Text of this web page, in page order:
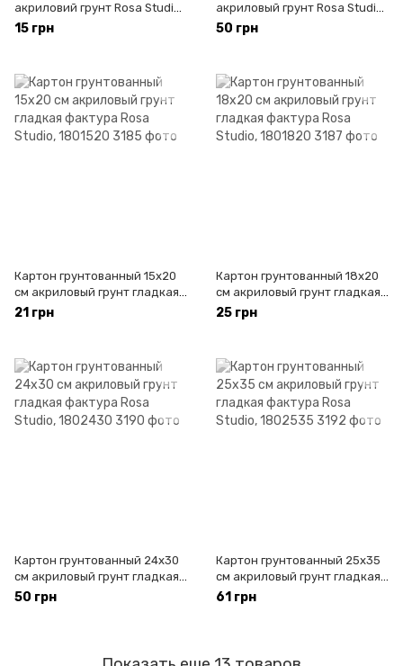
акриловий грунт Rosa Studio,
1821318
15 грн
акриловый грунт Rosa Studio,
1823030
50 грн
Картон грунтованный 15х20
см акриловый грунт гладкая
фактура Rosa Studio, 1801520
21 грн
Картон грунтованный 18x20
см акриловый грунт гладкая
фактура Rosa Studio, 1801820
25 грн
Картон грунтованный 24x30
см акриловый грунт гладкая
фактура Rosa Studio, 1802430
50 грн
Картон грунтованный 25x35
см акриловый грунт гладкая
фактура Rosa Studio, 1802535
61 грн